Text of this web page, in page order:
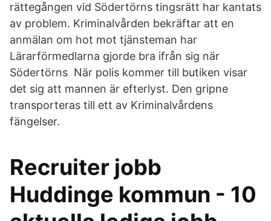
rättegången vid Södertörns tingsrätt har kantats
av problem. Kriminalvården bekräftar att en
anmälan om hot mot tjänsteman har
Lärarförmedlarna gjorde bra ifrån sig när
Södertörns När polis kommer till butiken visar
det sig att mannen är efterlyst. Den gripne
transporteras till ett av Kriminalvårdens
fängelser.
Recruiter jobb
Huddinge kommun - 10